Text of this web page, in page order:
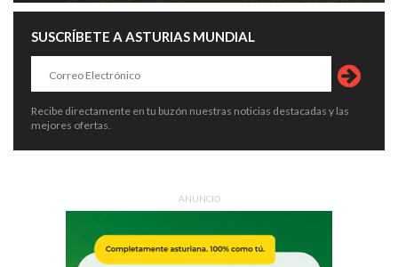
SUSCRÍBETE A ASTURIAS MUNDIAL
Recibe directamente en tu buzón nuestras noticias destacadas y las
mejores ofertas.
ANUNCIO